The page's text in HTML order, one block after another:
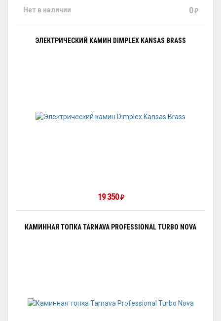
Нет в наличии 0₽
ЭЛЕКТРИЧЕСКИЙ КАМИН DIMPLEX KANSAS BRASS
19 350₽
КАМИННАЯ ТОПКА TARNAVA PROFESSIONAL TURBO NOVA